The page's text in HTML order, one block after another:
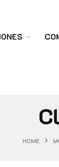
HOME